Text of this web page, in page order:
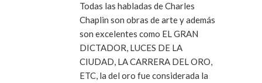
Todas las habladas de Charles
Chaplin son obras de arte y además
son excelentes como EL GRAN
DICTADOR, LUCES DE LA
CIUDAD, LA CARRERA DEL ORO,
ETC, la del oro fue considerada la